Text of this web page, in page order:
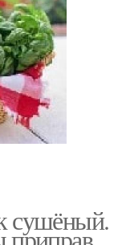
сушёный.